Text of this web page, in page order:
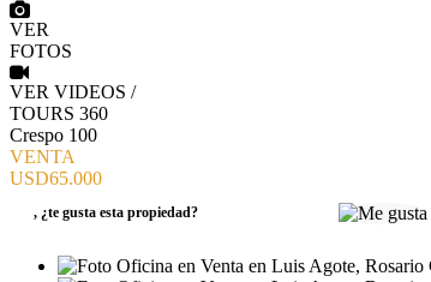
VER
FOTOS
VER VIDEOS /
TOURS 360
Crespo 100
VENTA
USD65.000
, ¿te gusta esta propiedad?